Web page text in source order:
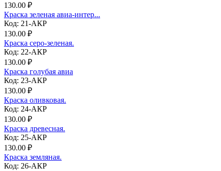
130.00 ₽
Краска зеленая авиа-интер...
Код: 21-АКР
130.00 ₽
Краска серо-зеленая.
Код: 22-АКР
130.00 ₽
Краска голубая авиа
Код: 23-АКР
130.00 ₽
Краска оливковая.
Код: 24-АКР
130.00 ₽
Краска древесная.
Код: 25-АКР
130.00 ₽
Краска земляная.
Код: 26-АКР